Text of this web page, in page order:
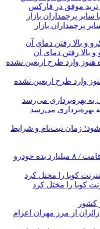
بالا رفتن دمای آن
هنوز وارد طرح اربعین نشده
بهره‌برداری می‌رسد
زمان ثبت‌نام و شرایط
کاسبی خارج‌نشین‌ها با سهمیه اقامت / ۸ میلیارد بده خودرو
کوبا را مختل کرد